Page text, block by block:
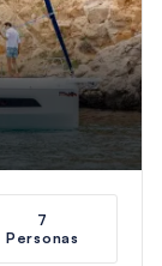
7
Personas